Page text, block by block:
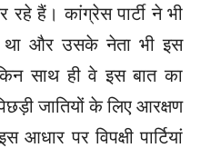
रहे हैं। कांग्रेस पार्टी ने भी
था और उसके नेता भी इस
साथ ही वे इस बात का
जातियों के लिए आरक्षण
पर विपक्षी पार्टियां